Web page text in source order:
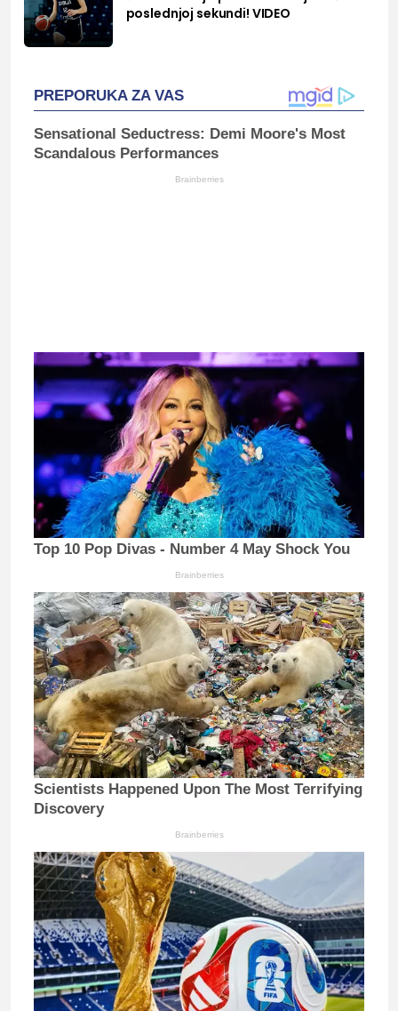
poslednjoj sekundi! VIDEO
PREPORUKA ZA VAS
Sensational Seductress: Demi Moore's Most
Scandalous Performances
Brainberries
Top 10 Pop Divas - Number 4 May Shock You
Brainberries
Scientists Happened Upon The Most Terrifying
Discovery
Brainberries